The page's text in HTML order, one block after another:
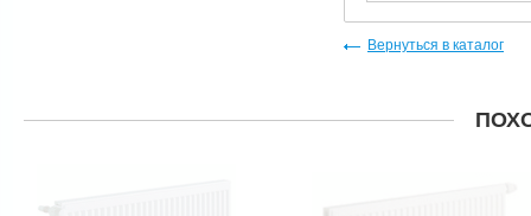
Вернуться в каталог